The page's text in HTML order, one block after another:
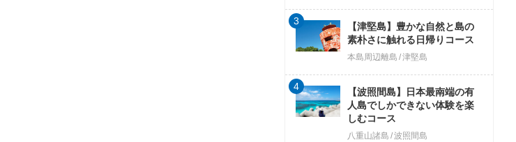
【津堅島】豊かな自然と島の
素朴さに触れる日帰りコース
本島周辺離島 津堅島
3
【波照間島】日本最南端の有
人島でしかできない体験を楽
しむコース
八重山諸島 波照間島
4